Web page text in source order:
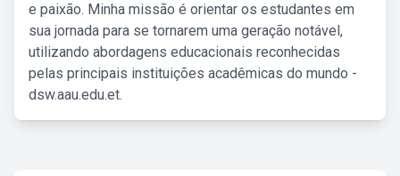
e paixão. Minha missão é orientar os estudantes em
sua jornada para se tornarem uma geração notável,
utilizando abordagens educacionais reconhecidas
pelas principais instituições acadêmicas do mundo -
dsw.aau.edu.et.